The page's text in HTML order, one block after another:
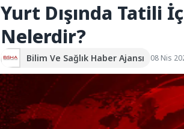
Yurt Dışında Tatili
Nelerdir?
Bilim Ve Sağlık Haber Ajansı 08 Nis